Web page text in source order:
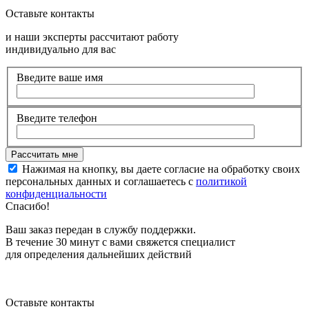
Оставьте контакты
и наши эксперты рассчитают работу
индивидуально для вас
Введите ваше имя
Введите телефон
Нажимая на кнопку, вы даете согласие на обработку своих
персональных данных и соглашаетесь с политикой
конфиденциальности
Спасибо!
Ваш заказ передан в службу поддержки.
В течение 30 минут с вами свяжется специалист
для определения дальнейших действий
Оставьте контакты